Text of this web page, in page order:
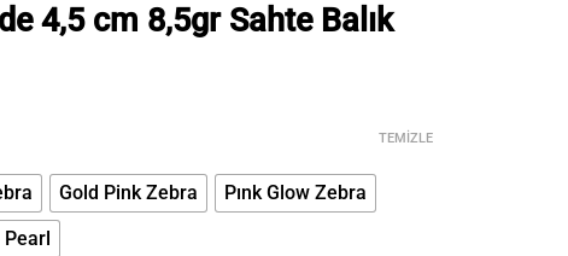
4,5 cm 8,5gr Sahte Balık
Gold Pink Zebra
Pınk Glow Zebra
Pearl
TEMIZLE